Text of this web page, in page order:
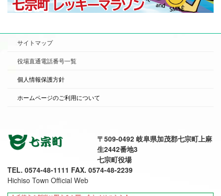
サイトマップ
役場直通電話番号一覧
個人情報保護方針
ホームページのご利用について
〒509-0492 岐阜県加茂郡七宗町上麻
生2442番地3
七宗町役場
TEL. 0574-48-1111 FAX. 0574-48-2239
Hichiso Town Official Web